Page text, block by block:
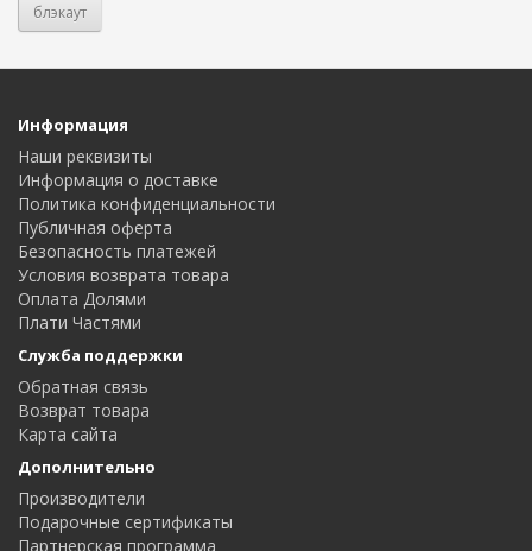
блэкаут
Информация
Наши реквизиты
Информация о доставке
Политика конфиденциальности
Публичная оферта
Безопасность платежей
Условия возврата товара
Оплата Долями
Плати Частями
Служба поддержки
Обратная связь
Возврат товара
Карта сайта
Дополнительно
Производители
Подарочные сертификаты
Партнерская программа